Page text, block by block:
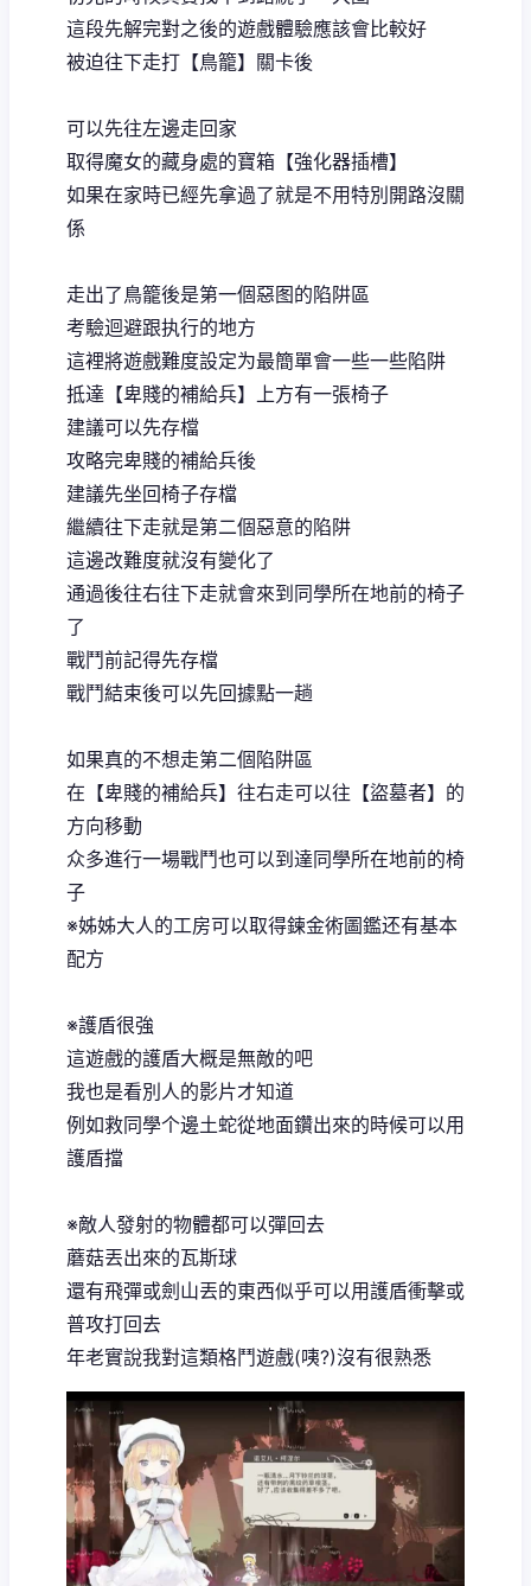
這段先解完對之後的遊戲體驗應該會比較好
被迫往下走打【鳥籠】關卡後
可以先往左邊走回家
取得魔女的藏身處的寶箱【強化器插槽】
如果在家時已經先拿過了就是不用特別開路沒關
係
走出了鳥籠後是第一個惡图的陷阱區
考驗迴避跟执行的地方
這裡將遊戲難度設定为最簡單會一些一些陷阱
抵達【卑賤的補給兵】上方有一張椅子
建議可以先存檔
攻略完卑賤的補給兵後
建議先坐回椅子存檔
繼續往下走就是第二個惡意的陷阱
這邊改難度就沒有變化了
通過後往右往下走就會來到同學所在地前的椅子
了
戰鬥前記得先存檔
戰鬥結束後可以先回據點一趟
如果真的不想走第二個陷阱區
在【卑賤的補給兵】往右走可以往【盜墓者】的
方向移動
众多進行一場戰鬥也可以到達同學所在地前的椅
子
※姊姊大人的工房可以取得鍊金術圖鑑还有基本
配方
※護盾很強
這遊戲的護盾大概是無敵的吧
我也是看別人的影片才知道
例如救同學个邊土蛇從地面鑽出來的時候可以用
護盾擋
※敵人發射的物體都可以彈回去
蘑菇丟出來的瓦斯球
還有飛彈或劍山丟的東西似乎可以用護盾衝擊或
普攻打回去
年老實說我對這類格鬥遊戲(咦?)沒有很熟悉